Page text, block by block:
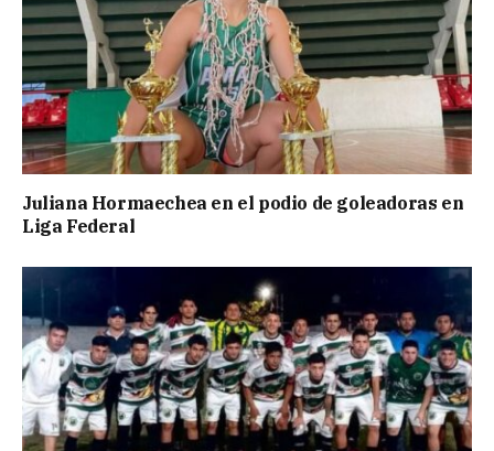
Juliana Hormaechea en el podio de goleadoras en
Liga Federal